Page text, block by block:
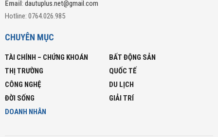
Email: dautuplus.net@gmail.com
Hotline: 0764.026.985
CHUYÊN MỤC
TÀI CHÍNH – CHỨNG KHOÁN
BẤT ĐỘNG SẢN
THỊ TRƯỜNG
QUỐC TẾ
CÔNG NGHỆ
DU LỊCH
ĐỜI SỐNG
GIẢI TRÍ
DOANH NHÂN